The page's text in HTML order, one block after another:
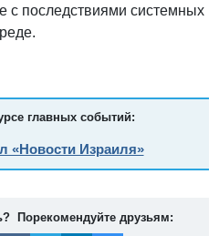
с последствиями системных
главных событий:
«Новости Израиля»
Порекомендуйте друзьям: